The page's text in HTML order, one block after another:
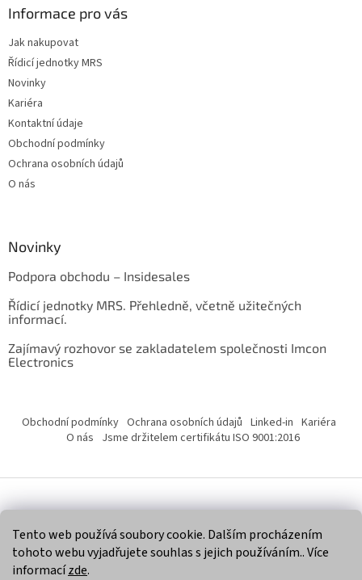
Tento web používá soubory cookie. Dalším procházením
tohoto webu vyjadřujete souhlas s jejich používáním.. Více
informacízde.
Informace pro vás
Jak nakupovat
Řídicí jednotky MRS
Novinky
Kariéra
Kontaktní údaje
Obchodní podmínky
Ochrana osobních údajů
O nás
Novinky
Podpora obchodu – Insidesales
Řídicí jednotky MRS. Přehledně, včetně užitečných
informací.
Zajímavý rozhovor se zakladatelem společnosti Imcon
Electronics
Obchodní podmínky Ochrana osobních údajů Linked-in Kariéra
O nás Jsme držitelem certifikátu ISO 9001:2016
Copyright 2026